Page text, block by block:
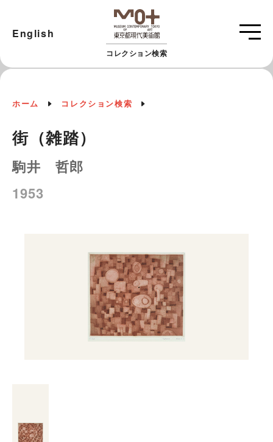
コレクション検索
English
ホーム コレクション検索
街（雑踏）
駒井 哲郎
1953